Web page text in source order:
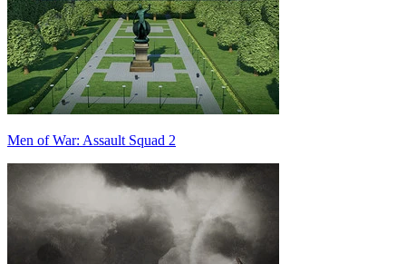
Men of War: Assault Squad 2